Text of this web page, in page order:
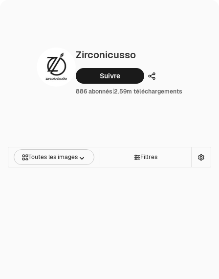
Zirconicusso
Suivre Partager
886 abonnés|2.59m téléchargements
Toutes les images Filtres